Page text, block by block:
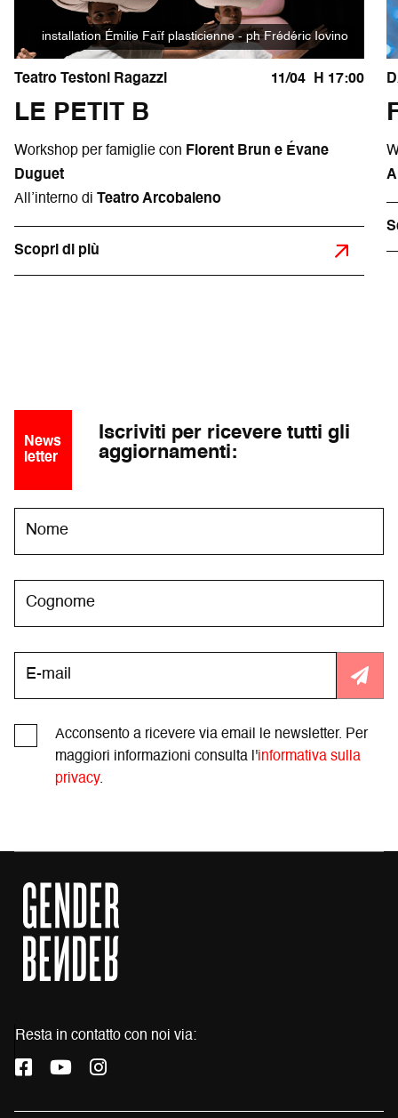
installation Émilie Faïf plasticienne - ph Frédéric Iovino
Teatro Testoni Ragazzi 11/04 H 17:00
LE PETIT B
Workshop per famiglie con Florent Brun e Évane
Duguet
All’interno di Teatro Arcobaleno
Scopri di più
News
letter
Iscriviti per ricevere tutti gli
aggiornamenti:
Acconsento a ricevere via email le newsletter. Per
maggiori informazioni consulta l'informativa sulla
privacy.
Resta in contatto con noi via:
L
L